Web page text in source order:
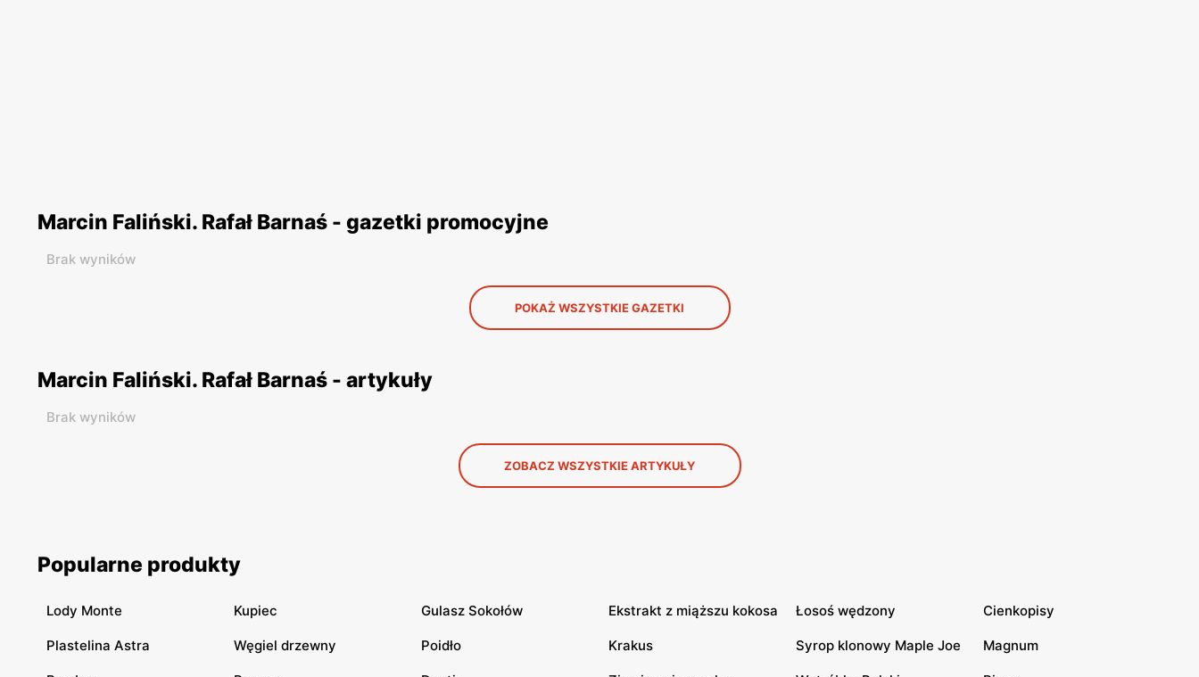
Marcin Faliński. Rafał Barnaś - gazetki promocyjne
Brak wyników
POKAŻ WSZYSTKIE GAZETKI
Marcin Faliński. Rafał Barnaś - artykuły
Brak wyników
ZOBACZ WSZYSTKIE ARTYKUŁY
Popularne produkty
Lody Monte Kupiec Gulasz Sokołów Ekstrakt z miąższu kokosa Łosoś wędzony Cienkopisy
Plastelina Astra Węgiel drzewny Poidło Krakus Syrop klonowy Maple Joe Magnum